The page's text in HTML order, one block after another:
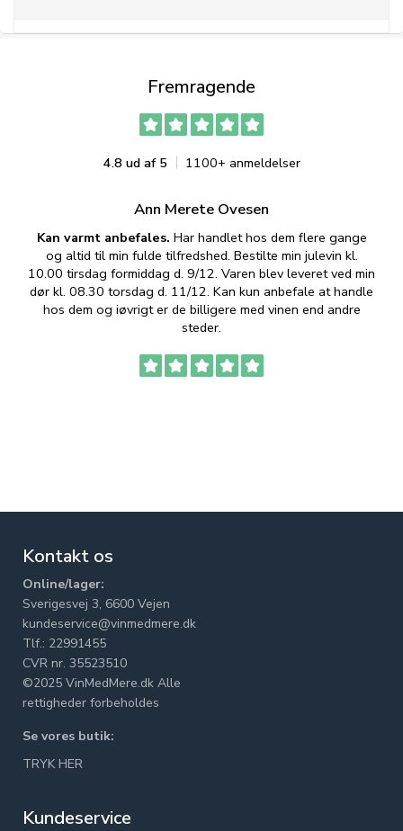
Fremragende
4.8 ud af 5 1100+ anmeldelser
Ann Merete Ovesen
Kan varmt anbefales. Har handlet hos dem flere gange
og altid til min fulde tilfredshed. Bestilte min julevin kl.
10.00 tirsdag formiddag d. 9/12. Varen blev leveret ved min
dør kl. 08.30 torsdag d. 11/12. Kan kun anbefale at handle
hos dem og iøvrigt er de billigere med vinen end andre
steder.
Kontakt os
Online/lager:
Sverigesvej 3, 6600 Vejen
kundeservice@vinmedmere.dk
Tlf.: 22991455
CVR nr. 35523510
©2025 VinMedMere.dk Alle
rettigheder forbeholdes
Se vores butik:
TRYK HER
Kundeservice